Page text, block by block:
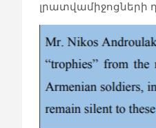
լրատվամիջոցների